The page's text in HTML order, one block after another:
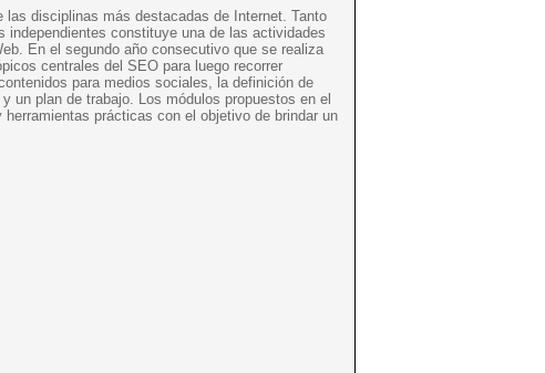
disciplinas más destacadas de Internet. Tanto
constituye una de las actividades
En el segundo año consecutivo que se realiza
centrales del SEO para luego recorrer
para medios sociales, la definición de
un plan de trabajo. Los módulos propuestos en el
prácticas con el objetivo de brindar un